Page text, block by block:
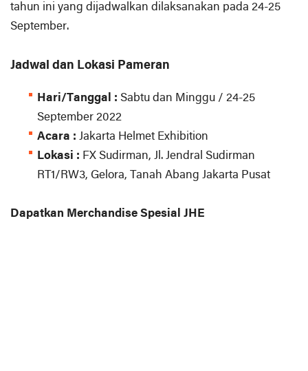
tahun ini yang dijadwalkan dilaksanakan pada 24-25
September.
Jadwal dan Lokasi Pameran
Hari/Tanggal : Sabtu dan Minggu / 24-25
September 2022
Acara : Jakarta Helmet Exhibition
Lokasi : FX Sudirman, Jl. Jendral Sudirman
RT1/RW3, Gelora, Tanah Abang Jakarta Pusat
Dapatkan Merchandise Spesial JHE